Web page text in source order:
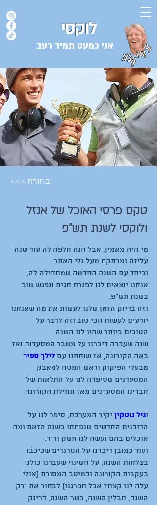
אני כמעט תמיד רעב
לוקסי
<<< בחזרה
טקס פרסי האוכל של אנזל
ולוקסי לשנת תש"פ
מי היה מאמין, אבל הנה חלפה לה עוד שנה
וביחד עם השנה החדשה שמתחילה לה,
אנחנו יוצאים לנו לפגרת חגים ונפגש שוב
וזה בדיוק הזמן שלנו לעשות את מה שאנחנו
יודעים לעשות הכי טוב וזה לדבר על
שנה שעברה דיברנו על משבר המסעדות ואז
באה הקורונה, אז שוחחנו עם לילך ספיר
מבעלי הפיקוק וראש המטה למאבק
המסעדנים שסיפרה לנו על התלאות של
וגיל גוטקין יקיר המערכת, סיפר לנו על
הדוכנים החדשים שנפתחו בשנה הזאת ומה
ועוד כמובן דיברנו על הטרנדים שכיכבו
בצלחות השנה, על השינוי שעברנו כולנו
בעקבות הקורונה וכמיטב המסורת (אולי
עלה לנו קצת? אבל תפרגנו) לבחור את ירק
השנה, תבלין השנה, בשר השנה, דרינק